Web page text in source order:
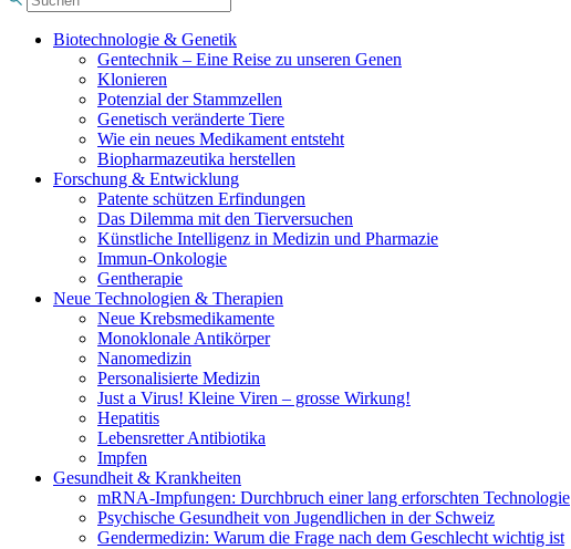
Biotechnologie & Genetik
Gentechnik – Eine Reise zu unseren Genen
Klonieren
Potenzial der Stammzellen
Genetisch veränderte Tiere
Wie ein neues Medikament entsteht
Biopharmazeutika herstellen
Forschung & Entwicklung
Patente schützen Erfindungen
Das Dilemma mit den Tierversuchen
Künstliche Intelligenz in Medizin und Pharmazie
Immun-Onkologie
Gentherapie
Neue Technologien & Therapien
Neue Krebsmedikamente
Monoklonale Antikörper
Nanomedizin
Personalisierte Medizin
Just a Virus! Kleine Viren – grosse Wirkung!
Hepatitis
Lebensretter Antibiotika
Impfen
Gesundheit & Krankheiten
mRNA-Impfungen: Durchbruch einer lang erforschten Technologie
Psychische Gesundheit von Jugendlichen in der Schweiz
Gendermedizin: Warum die Frage nach dem Geschlecht wichtig ist